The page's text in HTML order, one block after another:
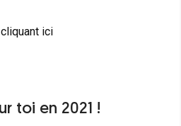
ici
toi en 2021 !